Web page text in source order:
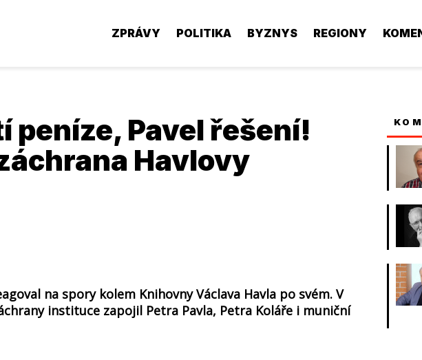
ZPRÁVY POLITIKA BYZNYS REGIONY
peníze, Pavel řešení!
Havlovy
na spory kolem Knihovny Václava Havla po svém. V
instituce zapojil Petra Pavla, Petra Koláře i muniční